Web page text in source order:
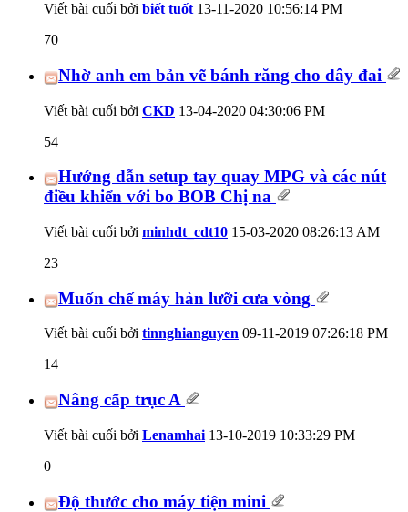
Viết bài cuối bởi biết tuốt 13-11-2020 10:56:14 PM
70
Nhờ anh em bản vẽ bánh răng cho dây đai
Viết bài cuối bởi CKD 13-04-2020 04:30:06 PM
54
Hướng dẫn setup tay quay MPG và các nút
điều khiển với bo BOB Chị na
Viết bài cuối bởi minhdt_cdt10 15-03-2020 08:26:13 AM
23
Muốn chế máy hàn lưỡi cưa vòng
Viết bài cuối bởi tinnghianguyen 09-11-2019 07:26:18 PM
14
Nâng cấp trục A
Viết bài cuối bởi Lenamhai 13-10-2019 10:33:29 PM
0
Độ thước cho máy tiện mini